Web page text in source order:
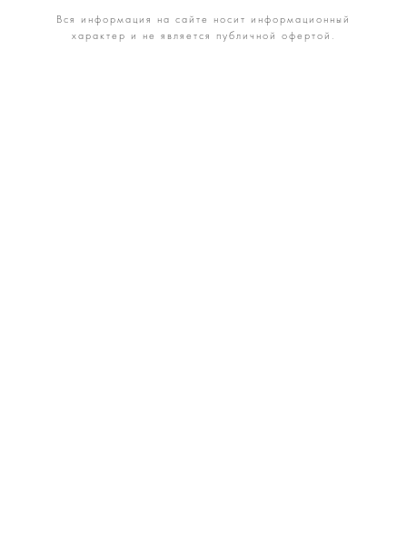
Вся информация на сайте носит информационный
характер и не является публичной офертой.